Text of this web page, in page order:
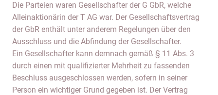
Die Parteien waren Gesellschafter der G GbR, welche
Alleinaktionärin der T AG war. Der Gesellschaftsvertrag
der GbR enthält unter anderem Regelungen über den
Ausschluss und die Abfindung der Gesellschafter.
Ein Gesellschafter kann demnach gemäß § 11 Abs. 3
durch einen mit qualifizierter Mehrheit zu fassenden
Beschluss ausgeschlossen werden, sofern in seiner
Person ein wichtiger Grund gegeben ist. Der Vertrag